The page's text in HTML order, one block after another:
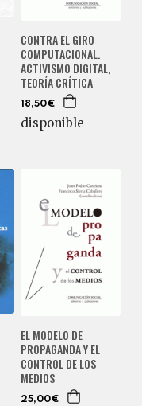
CONTRA EL GIRO
COMPUTACIONAL.
ACTIVISMO DIGITAL,
TEORÍA CRÍTICA
18,50€
disponible
EL MODELO DE
PROPAGANDA Y EL
CONTROL DE LOS
MEDIOS
25,00€